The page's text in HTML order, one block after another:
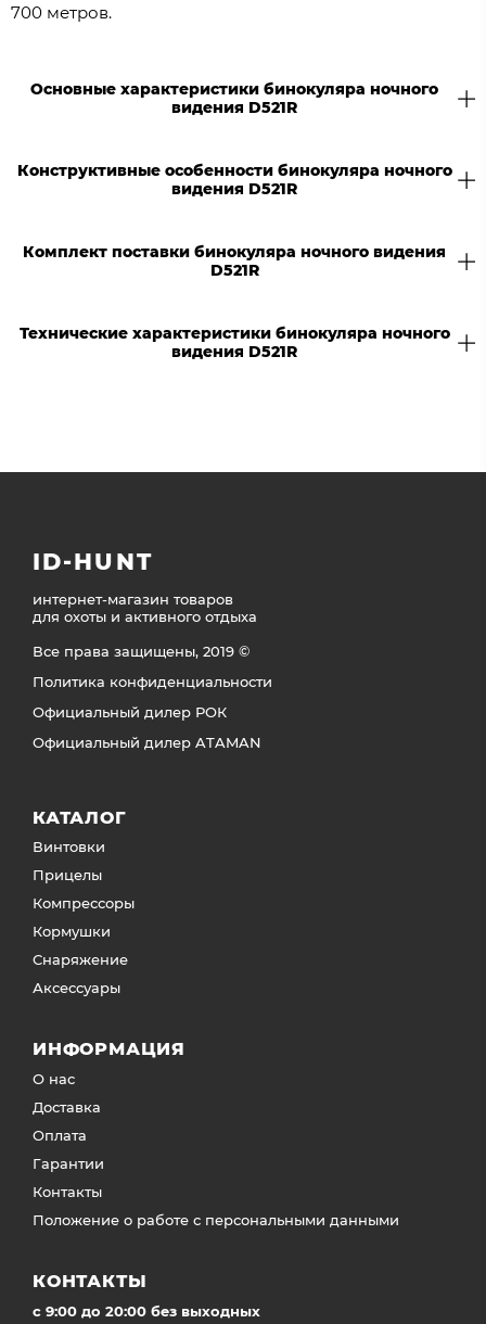
700 метров.
Основные характеристики бинокуляра ночного
видения D521R
Конструктивные особенности бинокуляра ночного
видения D521R
Комплект поставки бинокуляра ночного видения
D521R
Технические характеристики бинокуляра ночного
видения D521R
ID-HUNT
интернет-магазин товаров
для охоты и активного отдыха
Все права защищены, 2019 ©
Политика конфиденциальности
Официальный дилер РОК
Официальный дилер ATAMAN
КАТАЛОГ
Винтовки
Прицелы
Компрессоры
Кормушки
Снаряжение
Аксессуары
ИНФОРМАЦИЯ
О нас
Доставка
Оплата
Гарантии
Контакты
Положение о работе с персональными данными
КОНТАКТЫ
c 9:00 до 20:00 без выходных